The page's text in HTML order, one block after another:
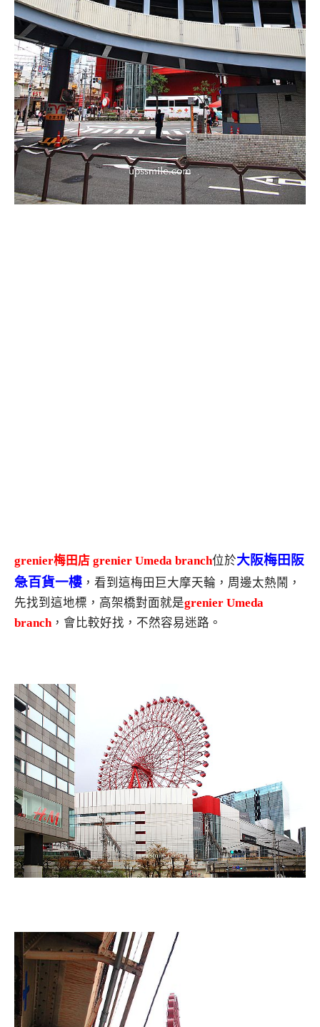
grenier梅田店 grenier Umeda branch位於大阪梅田阪
急百貨一樓 ，看到這梅田巨大摩天輪，周邊太熱鬧，
先找到這地標，高架橋對面就是grenier Umeda
branch，會比較好找，不然容易迷路。